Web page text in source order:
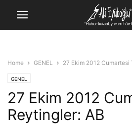
Home GENEL 27 Ekim 2012 Cumartesi
GENEL
27 Ekim 2012
Reytingler: AB